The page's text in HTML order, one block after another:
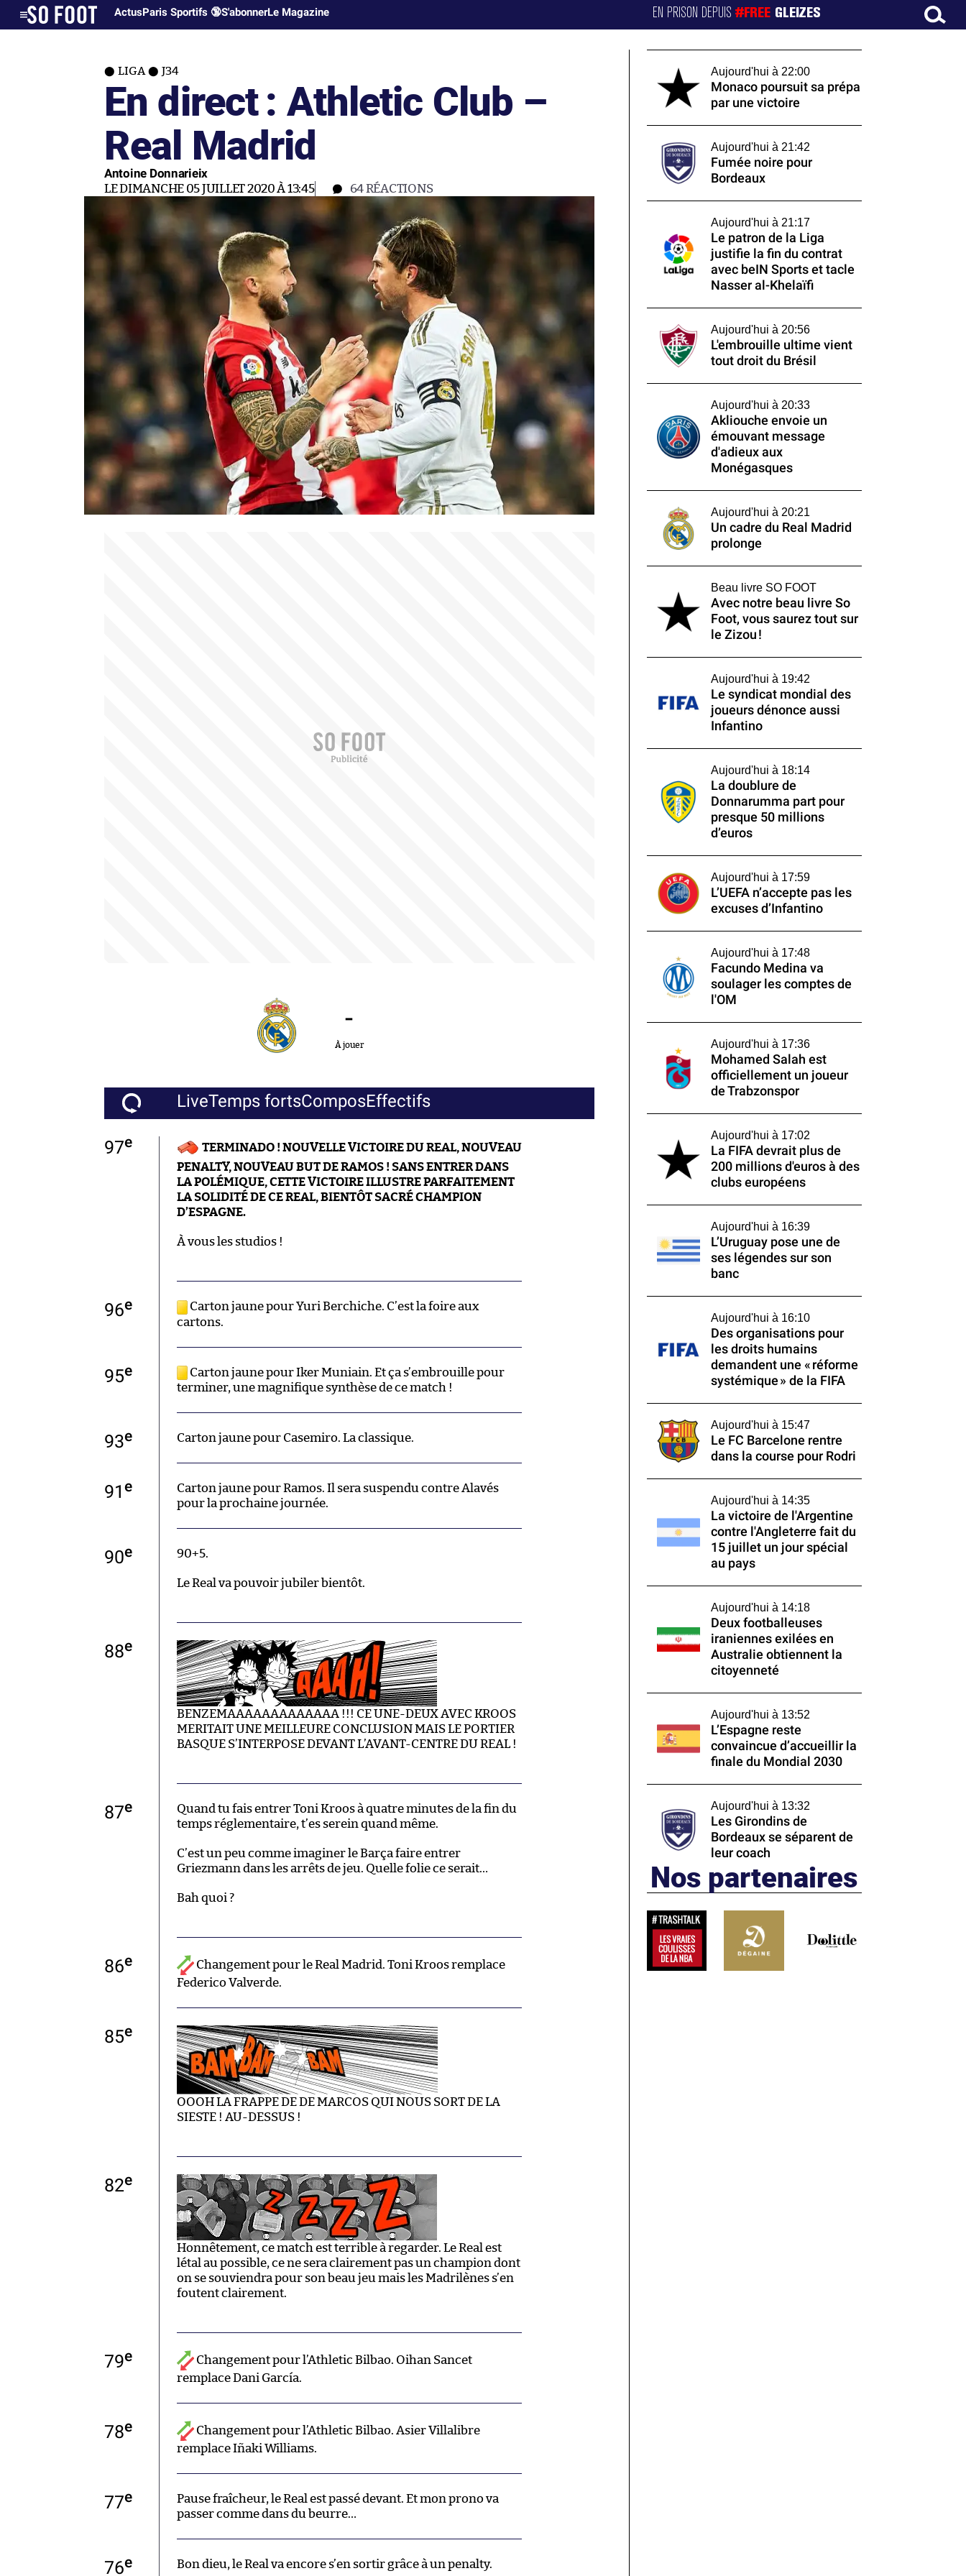
ActusParis Sportifs 🔞S'abonnerLe Magazine EN PRISON DEPUIS#FREE GLEIZES
LIGA J34
En direct : Athletic Club –
Real Madrid
Antoine Donnarieix
LE DIMANCHE 05 JUILLET 2020 À 13:45 64RÉACTIONS
-
À jouer
LiveTemps fortsComposEffectifs
97e
TERMINADO ! NOUVELLE VICTOIRE DU REAL, NOUVEAU
PENALTY, NOUVEAU BUT DE RAMOS ! SANS ENTRER DANS
LA POLÉMIQUE, CETTE VICTOIRE ILLUSTRE PARFAITEMENT
LA SOLIDITÉ DE CE REAL, BIENTÔT SACRÉ CHAMPION
D’ESPAGNE.
À vous les studios !
96e
Carton jaune pour Yuri Berchiche. C’est la foire aux
cartons.
95e
Carton jaune pour Iker Muniain. Et ça s’embrouille pour
terminer, une magnifique synthèse de ce match !
93e Carton jaune pour Casemiro. La classique.
91 e
Carton jaune pour Ramos. Il sera suspendu contre Alavés
pour la prochaine journée.
90e 90+5.
Le Real va pouvoir jubiler bientôt.
88e
BENZEMAAAAAAAAAAAAA !!! CE UNE-DEUX AVEC KROOS
MERITAIT UNE MEILLEURE CONCLUSION MAIS LE PORTIER
BASQUE S’INTERPOSE DEVANT L’AVANT-CENTRE DU REAL !
87e
Quand tu fais entrer Toni Kroos à quatre minutes de la fin du
temps réglementaire, t’es serein quand même.
C’est un peu comme imaginer le Barça faire entrer
Griezmann dans les arrêts de jeu. Quelle folie ce serait…
Bah quoi ?
86e
Changement pour le Real Madrid. Toni Kroos remplace
Federico Valverde.
85e
OOOH LA FRAPPE DE DE MARCOS QUI NOUS SORT DE LA
SIESTE ! AU-DESSUS !
82e
Honnêtement, ce match est terrible à regarder. Le Real est
létal au possible, ce ne sera clairement pas un champion dont
on se souviendra pour son beau jeu mais les Madrilènes s’en
foutent clairement.
79e
Changement pour l’Athletic Bilbao. Oihan Sancet
remplace Dani García.
78e
Changement pour l’Athletic Bilbao. Asier Villalibre
remplace Iñaki Williams.
77e
Pause fraîcheur, le Real est passé devant. Et mon prono va
passer comme dans du beurre…
76e Bon dieu, le Real va encore s’en sortir grâce à un penalty.
Aujourd'hui à 22:00
Monaco poursuit sa prépa
par une victoire
Aujourd'hui à 21:42
Fumée noire pour
Bordeaux
Aujourd'hui à 21:17
Le patron de la Liga
justifie la fin du contrat
avec beIN Sports et tacle
Nasser al-Khelaïfi
Aujourd'hui à 20:56
L'embrouille ultime vient
tout droit du Brésil
Aujourd'hui à 20:33
Akliouche envoie un
émouvant message
d'adieux aux
Monégasques
Aujourd'hui à 20:21
Un cadre du Real Madrid
prolonge
Beau livre SO FOOT
Avec notre beau livre So
Foot, vous saurez tout sur
le Zizou !
Aujourd'hui à 19:42
Le syndicat mondial des
joueurs dénonce aussi
Infantino
Aujourd'hui à 18:14
La doublure de
Donnarumma part pour
presque 50 millions
d’euros
Aujourd'hui à 17:59
L’UEFA n’accepte pas les
excuses d’Infantino
Aujourd'hui à 17:48
Facundo Medina va
soulager les comptes de
l'OM
Aujourd'hui à 17:36
Mohamed Salah est
officiellement un joueur
de Trabzonspor
Aujourd'hui à 17:02
La FIFA devrait plus de
200 millions d'euros à des
clubs européens
Aujourd'hui à 16:39
L’Uruguay pose une de
ses légendes sur son
banc
Aujourd'hui à 16:10
Des organisations pour
les droits humains
demandent une « réforme
systémique » de la FIFA
Aujourd'hui à 15:47
Le FC Barcelone rentre
dans la course pour Rodri
Aujourd'hui à 14:35
La victoire de l'Argentine
contre l'Angleterre fait du
15 juillet un jour spécial
au pays
Aujourd'hui à 14:18
Deux footballeuses
iraniennes exilées en
Australie obtiennent la
citoyenneté
Aujourd'hui à 13:52
L’Espagne reste
convaincue d’accueillir la
finale du Mondial 2030
Aujourd'hui à 13:32
Les Girondins de
Bordeaux se séparent de
leur coach
Nos partenaires